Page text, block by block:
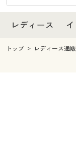
レディースファッ
インナー・下着
インナー・下着通
メンズ
寝具・インテリア
レディース
レディースファッ
インナー・下着通
メンズ
トップ レディース通販